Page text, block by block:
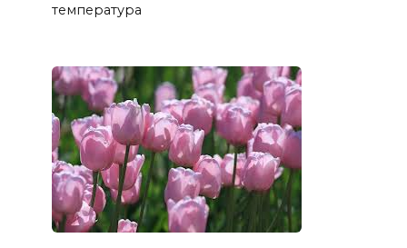
температура